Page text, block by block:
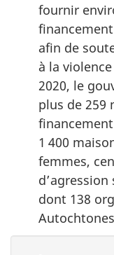
fournir
financement
afin de
à la
2020, le
plus de 259
financement
1 400
femmes,
dont 138